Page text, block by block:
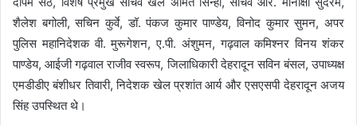
शैलेश बगोली, सचिन कुर्वे, डॉ. पंकज कुमार पाण्डेय, विनोद कुमार सुमन, अपर
पुलिस महानिदेशक वी. मुरूगेशन, ए.पी. अंशुमन, गढ़वाल कमिश्नर विनय शंकर
पाण्डेय, आईजी गढ़वाल राजीव स्वरूप, जिलाधिकारी देहरादून सविन बंसल, उपाध्यक्ष
एमडीडीए बंशीधर तिवारी, निदेशक खेल प्रशांत आर्य और एसएसपी देहरादून अजय
सिंह उपस्थित थे।